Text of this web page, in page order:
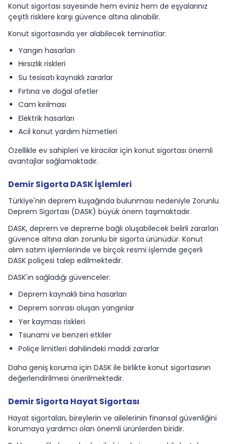
Konut sigortası sayesinde hem eviniz hem de eşyalarınız
çeşitli risklere karşı güvence altına alınabilir.
Konut sigortasında yer alabilecek teminatlar:
Yangın hasarları
Hırsızlık riskleri
Su tesisatı kaynaklı zararlar
Fırtına ve doğal afetler
Cam kırılması
Elektrik hasarları
Acil konut yardım hizmetleri
Özellikle ev sahipleri ve kiracılar için konut sigortası önemli
avantajlar sağlamaktadır.
Demir Sigorta DASK İşlemleri
Türkiye'nin deprem kuşağında bulunması nedeniyle Zorunlu
Deprem Sigortası (DASK) büyük önem taşımaktadır.
DASK, deprem ve depreme bağlı oluşabilecek belirli zararları
güvence altına alan zorunlu bir sigorta ürünüdür. Konut
alım satım işlemlerinde ve birçok resmi işlemde geçerli
DASK poliçesi talep edilmektedir.
DASK'ın sağladığı güvenceler:
Deprem kaynaklı bina hasarları
Deprem sonrası oluşan yangınlar
Yer kayması riskleri
Tsunami ve benzeri etkiler
Poliçe limitleri dahilindeki maddi zararlar
Daha geniş koruma için DASK ile birlikte konut sigortasının
değerlendirilmesi önerilmektedir.
Demir Sigorta Hayat Sigortası
Hayat sigortaları, bireylerin ve ailelerinin finansal güvenliğini
korumaya yardımcı olan önemli ürünlerden biridir.